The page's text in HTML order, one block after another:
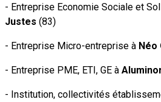
- Entreprise Economie Sociale et
Justes (83)
- Entreprise Micro-entreprise à Néo
- Entreprise PME, ETI, GE à
- Institution, collectivités